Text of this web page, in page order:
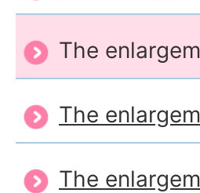
The
The
The